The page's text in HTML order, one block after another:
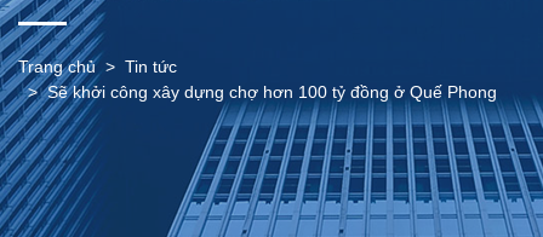
Trang chủ
Tin tức
Sẽ khởi công xây dựng chợ hơn 100 tỷ đồng ở Quế Phong